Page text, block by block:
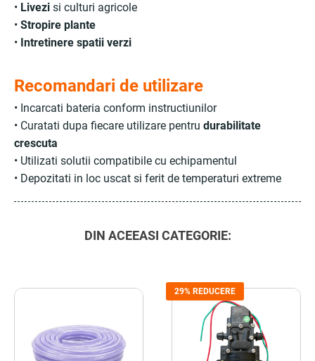
• Livezi si culturi agricole
• Stropire plante
• Intretinere spatii verzi
Recomandari de utilizare
• Incarcati bateria conform instructiunilor
• Curatati dupa fiecare utilizare pentru durabilitate
crescuta
• Utilizati solutii compatibile cu echipamentul
• Depozitati in loc uscat si ferit de temperaturi extreme
DIN ACEEASI CATEGORIE:
29% REDUCERE